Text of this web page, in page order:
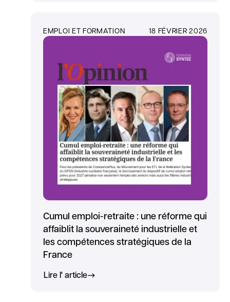
EMPLOI ET FORMATION 18 FÉVRIER 2026
Cumul emploi-retraite : une réforme qui
affaiblit la souveraineté industrielle et
les compétences stratégiques de la
France
Lire l' article